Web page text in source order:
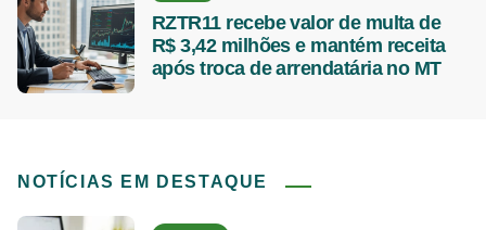
RZTR11 recebe valor de multa de
R$ 3,42 milhões e mantém receita
após troca de arrendatária no MT
NOTÍCIAS EM DESTAQUE